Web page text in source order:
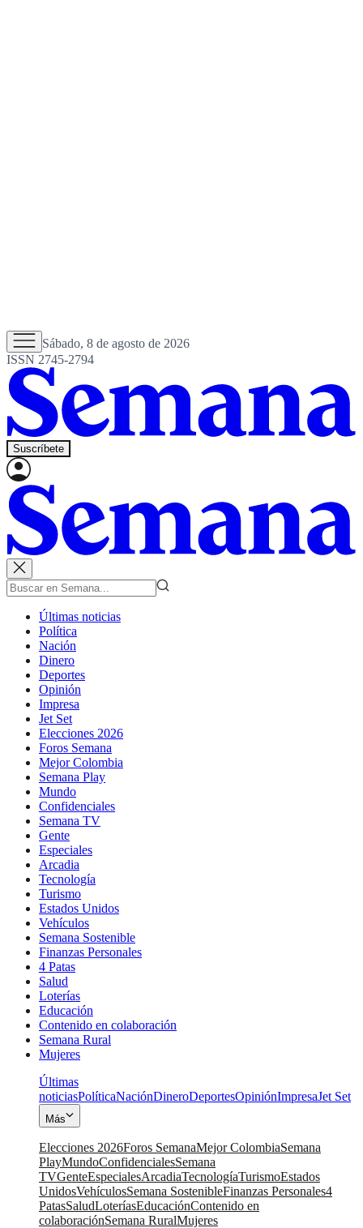
Sábado, 8 de agosto de 2026
ISSN 2745-2794
Suscríbete
Últimas noticias
Política
Nación
Dinero
Deportes
Opinión
Impresa
Jet Set
Elecciones 2026
Foros Semana
Mejor Colombia
Semana Play
Mundo
Confidenciales
Semana TV
Gente
Especiales
Arcadia
Tecnología
Turismo
Estados Unidos
Vehículos
Semana Sostenible
Finanzas Personales
4 Patas
Salud
Loterías
Educación
Contenido en colaboración
Semana Rural
Mujeres
Últimas
noticiasPolíticaNaciónDineroDeportesOpiniónImpresaJet Set
Más
Elecciones 2026Foros SemanaMejor ColombiaSemana
PlayMundoConfidencialesSemana
TVGenteEspecialesArcadiaTecnologíaTurismoEstados
UnidosVehículosSemana SostenibleFinanzas Personales4
PatasSaludLoteríasEducaciónContenido en
colaboraciónSemana RuralMujeres